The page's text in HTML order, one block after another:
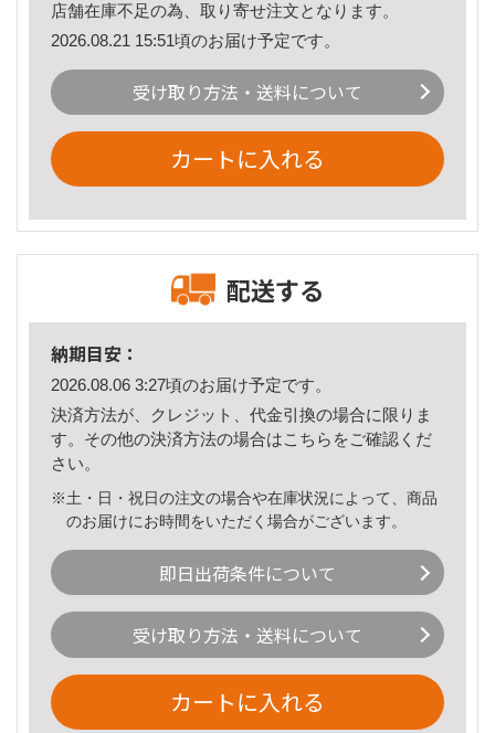
店舗在庫不足の為、取り寄せ注文となります。
2026.08.21 15:51頃のお届け予定です。
受け取り方法・送料について
カートに入れる
配送する
納期目安：
2026.08.06 3:27頃のお届け予定です。
決済方法が、クレジット、代金引換の場合に限りま
す。その他の決済方法の場合はこちら をご確認くだ
さい。
※土・日・祝日の注文の場合や在庫状況によって、商品
のお届けにお時間をいただく場合がございます。
即日出荷条件について
受け取り方法・送料について
カートに入れる